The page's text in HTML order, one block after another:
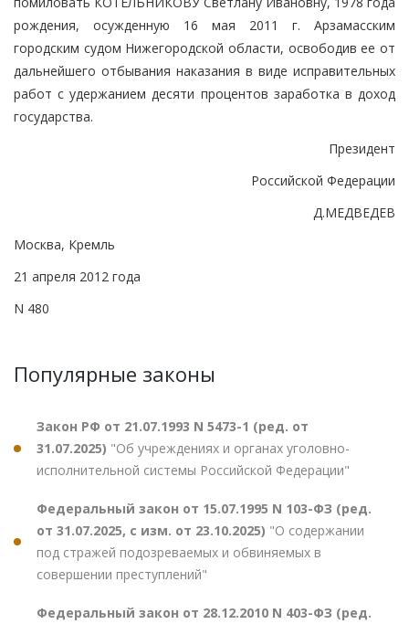
рождения, осужденную 16 мая 2011 г. Арзамасским
городским судом Нижегородской области, освободив ее от
дальнейшего отбывания наказания в виде исправительных
работ с удержанием десяти процентов заработка в доход
государства.
Президент
Российской Федерации
Д.МЕДВЕДЕВ
Москва, Кремль
21 апреля 2012 года
N 480
Популярные законы
Закон РФ от 21.07.1993 N 5473-1 (ред. от
31.07.2025) "Об учреждениях и органах уголовно-
исполнительной системы Российской Федерации"
Федеральный закон от 15.07.1995 N 103-ФЗ (ред.
от 31.07.2025, с изм. от 23.10.2025) "О содержании
под стражей подозреваемых и обвиняемых в
совершении преступлений"
Федеральный закон от 28.12.2010 N 403-ФЗ (ред.